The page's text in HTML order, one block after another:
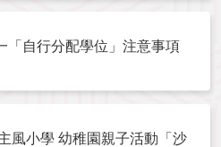
「自行分配學位」注意事項
風小學 幼稚園親子活動「沙